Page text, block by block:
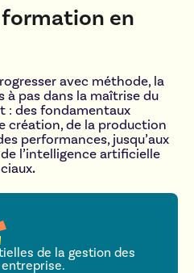
formation en
avec méthode, la
à pas dans la maîtrise du
: des fondamentaux
création, de la production
performances, jusqu’aux
l’intelligence artificielle
.
de la gestion des